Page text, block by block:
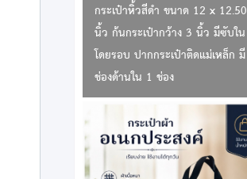
กระเป๋าหิ้วสีดำ ขนาด 12 x 12.50
นิ้ว ก้นกระเป๋ากว้าง 3 นิ้ว มีซับใน
โดยรอบ ปากกระเป๋าติดแม่เหล็ก มี
ช่องด้านใน 1 ช่อง